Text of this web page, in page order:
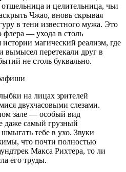
и целительница, чьи
Чжао, вновь скрывая
в тени известного мужа. Это
флера — ухода в столь
магический реализм, где
вымысел перетекали друг в
не столь буквально.
на лицах зрителей
двухчасовыми слезами.
зале — особый вид
даже самый грузный
тебе в ухо. Звуки
что почти полностью
Макса Рихтера, то ли
его труды.